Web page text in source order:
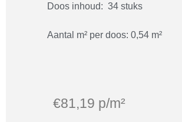
Doos inhoud: 34 stuks
Aantal m² per doos: 0,54 m²
€81,19 p/m²